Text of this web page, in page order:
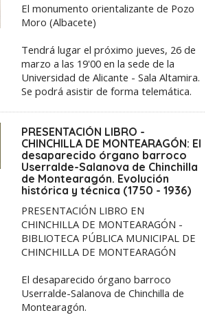
El monumento orientalizante de Pozo
Moro (Albacete)
Tendrá lugar el próximo jueves, 26 de
marzo a las 19'00 en la sede de la
Universidad de Alicante - Sala Altamira.
Se podrá asistir de forma telemática.
PRESENTACIÓN LIBRO -
CHINCHILLA DE MONTEARAGÓN: El
desaparecido órgano barroco
Userralde-Salanova de Chinchilla
de Montearagón. Evolución
histórica y técnica (1750 - 1936)
PRESENTACIÓN LIBRO EN
CHINCHILLA DE MONTEARAGÓN -
BIBLIOTECA PÚBLICA MUNICIPAL DE
CHINCHILLA DE MONTEARAGÓN
El desaparecido órgano barroco
Userralde-Salanova de Chinchilla de
Montearagón.